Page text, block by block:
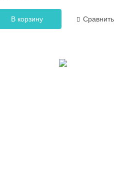
В корзину Сравнить